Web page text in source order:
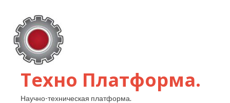
Техно Платформа.
Научно-техническая платформа.